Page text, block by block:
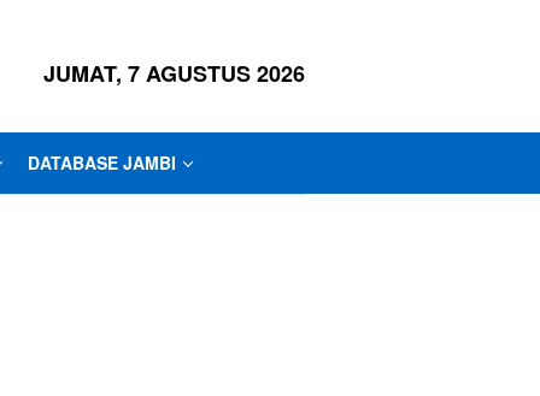
JUMAT, 7 AGUSTUS 2026
DATABASE JAMBI